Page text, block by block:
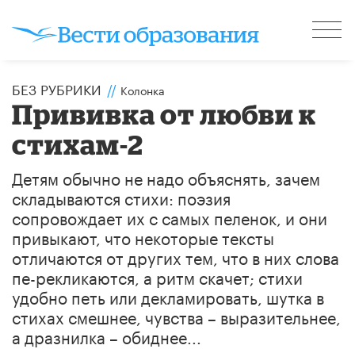
БЕЗ РУБРИКИ // Колонка
Прививка от любви к
стихам-2
Детям обычно не надо объяснять, зачем
складываются стихи: поэзия
сопровождает их с самых пеленок, и они
привыкают, что некоторые тексты
отличаются от других тем, что в них слова
пе-рекликаются, а ритм скачет; стихи
удобно петь или декламировать, шутка в
стихах смешнее, чувства – выразительнее,
а дразнилка – обиднее...